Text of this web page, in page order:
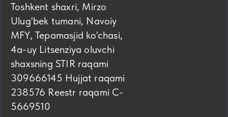
Toshkent shaxri, Mirzo
Ulug'bek tumani, Navoiy
MFY, Tepamasjid ko'chasi,
4а-uy Litsenziya oluvchi
shaxsning STIR raqami
309666145 Hujjat raqami
238576 Reestr raqami C-
5669510